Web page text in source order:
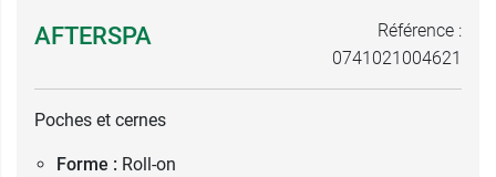
AFTERSPA
Référence :
0741021004621
Poches et cernes
Forme : Roll-on